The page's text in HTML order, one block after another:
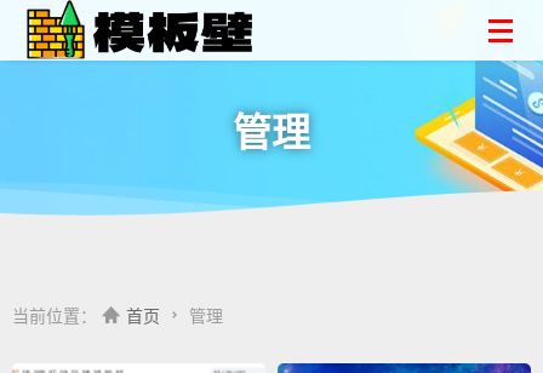
管理
当前位置： 首页 管理